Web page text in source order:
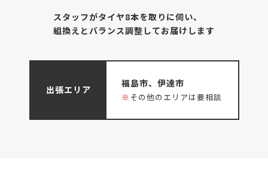
スタッフがタイヤ8本を取りに伺い、
組換えとバランス調整してお届けします
出張エリア
福島市、伊達市
※ その他のエリアは要相談